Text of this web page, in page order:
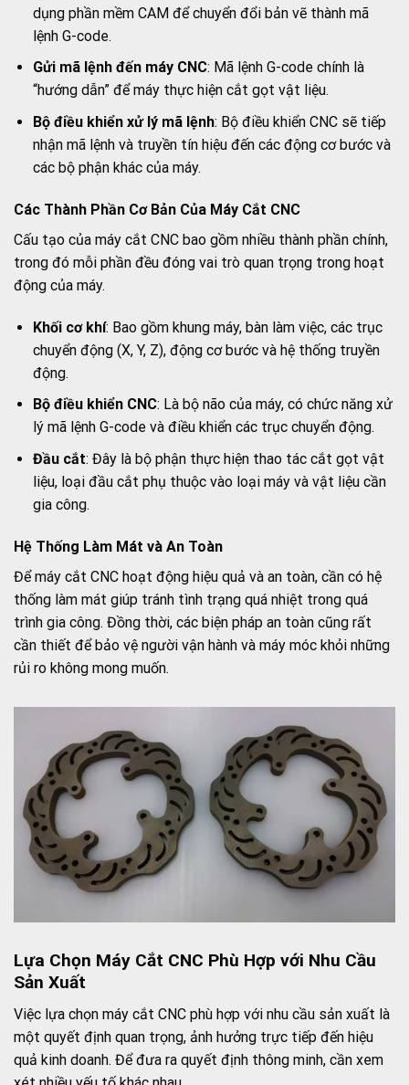
dụng phần mềm CAM để chuyển đổi bản vẽ thành mã
lệnh G-code.
Gửi mã lệnh đến máy CNC: Mã lệnh G-code chính là
“hướng dẫn” để máy thực hiện cắt gọt vật liệu.
Bộ điều khiển xử lý mã lệnh: Bộ điều khiển CNC sẽ tiếp
nhận mã lệnh và truyền tín hiệu đến các động cơ bước và
các bộ phận khác của máy.
Các Thành Phần Cơ Bản Của Máy Cắt CNC
Cấu tạo của máy cắt CNC bao gồm nhiều thành phần chính,
trong đó mỗi phần đều đóng vai trò quan trọng trong hoạt
động của máy.
Khối cơ khí: Bao gồm khung máy, bàn làm việc, các trục
chuyển động (X, Y, Z), động cơ bước và hệ thống truyền
động.
Bộ điều khiển CNC: Là bộ não của máy, có chức năng xử
lý mã lệnh G-code và điều khiển các trục chuyển động.
Đầu cắt: Đây là bộ phận thực hiện thao tác cắt gọt vật
liệu, loại đầu cắt phụ thuộc vào loại máy và vật liệu cần
gia công.
Hệ Thống Làm Mát và An Toàn
Để máy cắt CNC hoạt động hiệu quả và an toàn, cần có hệ
thống làm mát giúp tránh tình trạng quá nhiệt trong quá
trình gia công. Đồng thời, các biện pháp an toàn cũng rất
cần thiết để bảo vệ người vận hành và máy móc khỏi những
rủi ro không mong muốn.
Lựa Chọn Máy Cắt CNC Phù Hợp với Nhu Cầu
Sản Xuất
Việc lựa chọn máy cắt CNC phù hợp với nhu cầu sản xuất là
một quyết định quan trọng, ảnh hưởng trực tiếp đến hiệu
quả kinh doanh. Để đưa ra quyết định thông minh, cần xem